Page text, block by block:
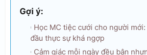
Gợi ý:
Học MC tiệc cưới cho người
đầu thực sự khá ngợp
Cảm giác mỗi ngày đều bận